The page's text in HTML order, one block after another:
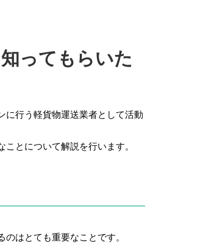
ってもらいた
に行う軽貨物運送業者として活動
とについて解説を行います。
はとても重要なことです。